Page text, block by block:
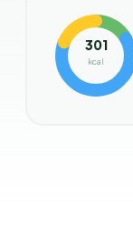
301
kcal